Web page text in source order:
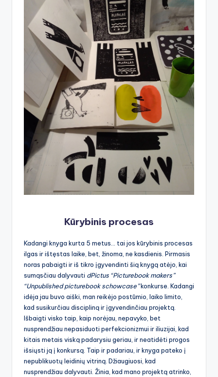
Kūrybinis procesas
Kadangi knyga kurta 5 metus… tai jos kūrybinis procesas
ilgas ir ištęstas laike, bet, žinoma, ne kasdienis. Pirmasis
noras pabaigti ir iš tikro įgyvendinti šią knygą atėjo, kai
sumąsčiau dalyvauti dPictus “Picturebook makers”
“Unpublished picturebook schowcase”konkurse. Kadangi
idėja jau buvo aiški, man reikėjo postūmio, laiko limito,
kad susikurčiau discipliną ir įgyvendinčiau projektą.
Išbaigti visko taip, kaip norėjau, nepavyko, bet
nusprendžiau nepasiduoti perfekcionizmui ir iliuzijai, kad
kitais metais viską padarysiu geriau, ir neatidėti progos
išsiųsti ją į konkursą. Taip ir padariau, ir knyga pateko į
nepublikuotų leidinių vitriną. Džiaugiuosi, kad
nusprendžiau dalyvauti. Žinia, kad mano projektą atrinko,